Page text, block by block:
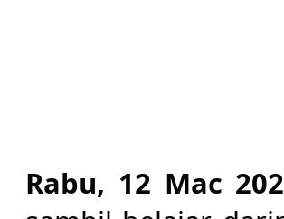
Rabu, 12 Mac